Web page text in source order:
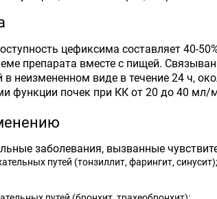
цефиксима составляет 40-
препарата вместе с пищей.
неизмененном виде в течение 24 ч,
функции почек при КК от 20 до 40
заболевания, вызванные
путей (тонзиллит, фарингит, синусит);